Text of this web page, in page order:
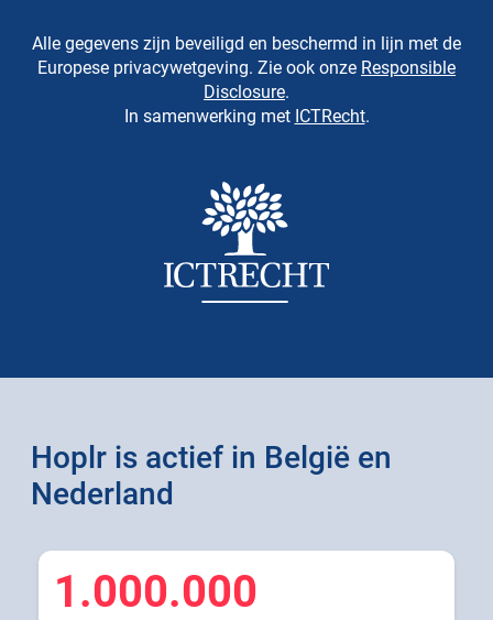
Alle gegevens zijn beveiligd en beschermd in lijn met de
Europese privacywetgeving. Zie ook onze Responsible
Disclosure.
In samenwerking met ICTRecht.
Hoplr is actief in België en
Nederland
1.000.000